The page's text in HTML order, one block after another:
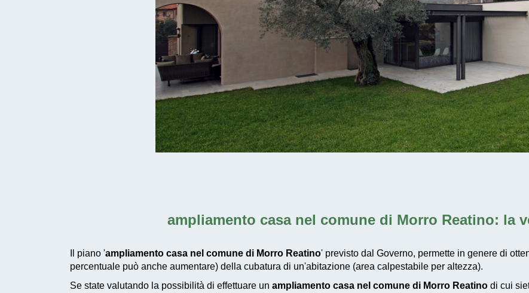
ampliamento casa nel comune di Morro Reatino: la
Il piano 'ampliamento casa nel comune di Morro Reatino' previsto dal Governo, permette in genere di
percentuale può anche aumentare) della cubatura di un'abitazione (area calpestabile per altezza).
Se state valutando la possibilità di effettuare un ampliamento casa nel comune di Morro Reatino di cui